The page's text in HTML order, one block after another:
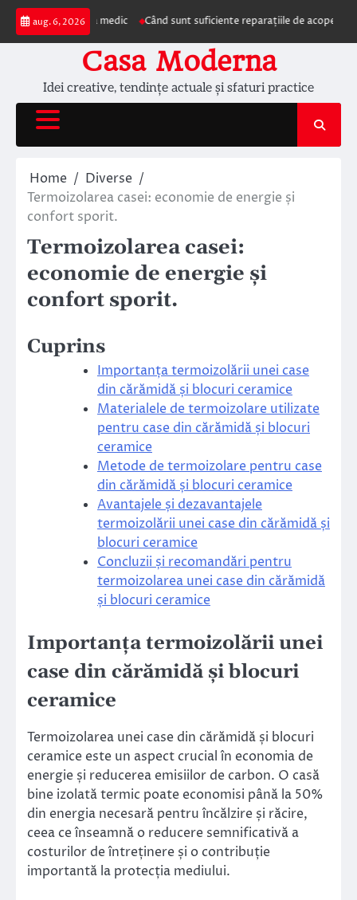
Skip
content
aug. 6, 2026
la medic Când sunt suficiente reparațiile de acoperiș și când
Casa Moderna
Idei creative, tendințe actuale și sfaturi practice
Home
Diverse
Termoizolarea casei: economie de energie și
confort sporit.
Termoizolarea casei:
economie de energie și
confort sporit.
Cuprins
Importanța termoizolării unei case
din cărămidă și blocuri ceramice
Materialele de termoizolare utilizate
pentru case din cărămidă și blocuri
ceramice
Metode de termoizolare pentru case
din cărămidă și blocuri ceramice
Avantajele și dezavantajele
termoizolării unei case din cărămidă și
blocuri ceramice
Concluzii și recomandări pentru
termoizolarea unei case din cărămidă
și blocuri ceramice
Importanța termoizolării unei
case din cărămidă și blocuri
ceramice
Termoizolarea unei case din cărămidă și blocuri
ceramice este un aspect crucial în economia de
energie și reducerea emisiilor de carbon. O casă
bine izolată termic poate economisi până la 50%
din energia necesară pentru încălzire și răcire,
ceea ce înseamnă o reducere semnificativă a
costurilor de întreținere și o contribuție
importantă la protecția mediului.